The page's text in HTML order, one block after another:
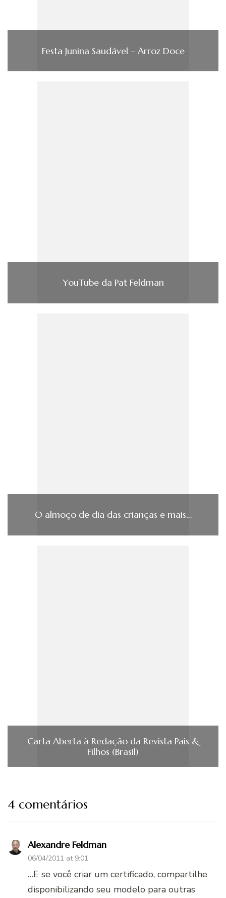
Festa Junina Saudável – Arroz Doce
YouTube da Pat Feldman
O almoço de dia das crianças e mais…
Carta Aberta à Redação da Revista Pais &
Filhos (Brasil)
4 comentários
Alexandre Feldman
06/04/2011 at 9:01
…E se você criar um certificado, compartilhe
disponibilizando seu modelo para outras